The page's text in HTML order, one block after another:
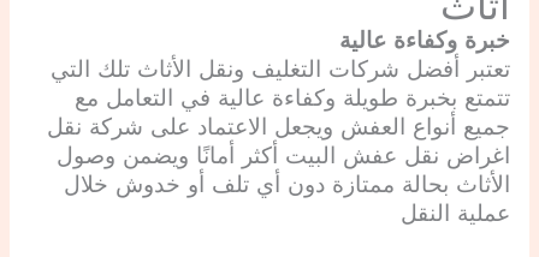
خبرة وكفاءة عالية
تعتبر أفضل شركات التغليف ونقل الأثاث تلك التي
تتمتع بخبرة طويلة وكفاءة عالية في التعامل مع
جميع أنواع العفش ويجعل الاعتماد على شركة نقل
اغراض نقل عفش البيت أكثر أمانًا ويضمن وصول
الأثاث بحالة ممتازة دون أي تلف أو خدوش خلال
عملية النقل